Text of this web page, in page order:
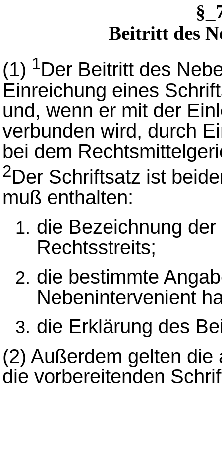
Beitritt des
(1) 1Der Beitritt des
Einreichung eines
und, wenn er mit der
verbunden wird, durch
bei dem
2Der Schriftsatz ist
muß enthalten:
die Bezeichnung
Rechtsstreits;
die bestimmte
Nebenintervenient
die Erklärung des
(2) Außerdem gelten die
die vorbereitenden